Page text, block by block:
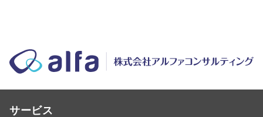
サービス